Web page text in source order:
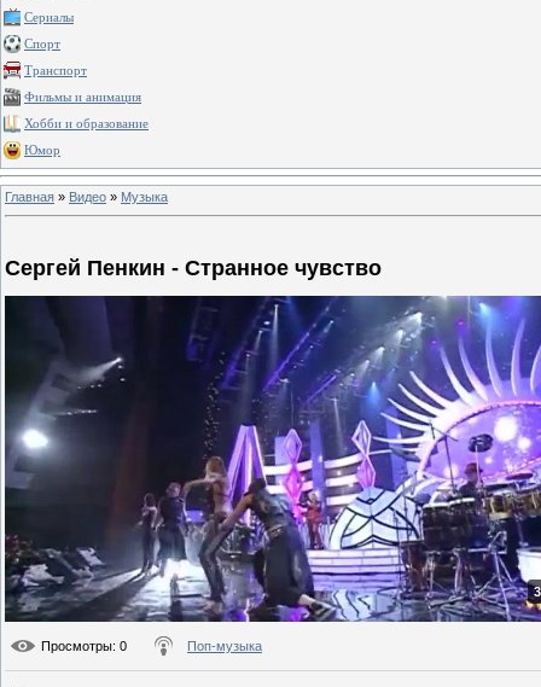
Сериалы
Спорт
Транспорт
Фильмы и анимация
Хобби и образование
Юмор
Главная » Видео » Музыка
Сергей Пенкин - Странное чувство
Просмотры: 0 Поп-музыка